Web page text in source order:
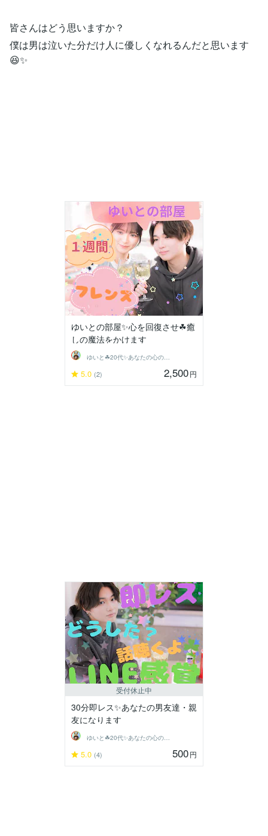
皆さんはどう思いますか？
僕は男は泣いた分だけ人に優しくなれるんだと思います
😆✨
ゆいとの部屋✨心を回復させ☘癒
しの魔法をかけます
ゆいと☘20代✨あなたの心の拠り所✨☘️
5.0 (2) 2,500円
受付休止中
30分即レス✨あなたの男友達・親
友になります
ゆいと☘20代✨あなたの心の拠り所✨☘️
5.0 (4) 500円